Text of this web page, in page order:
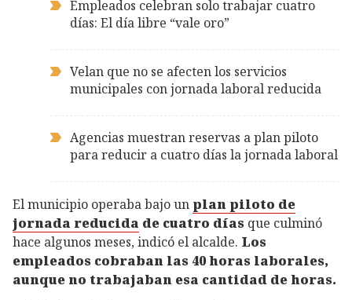
Empleados celebran solo trabajar cuatro
días: El día libre “vale oro”
Velan que no se afecten los servicios
municipales con jornada laboral reducida
Agencias muestran reservas a plan piloto
para reducir a cuatro días la jornada laboral
El municipio operaba bajo un plan piloto de
jornada reducida de cuatro días que culminó
hace algunos meses, indicó el alcalde. Los
empleados cobraban las 40 horas laborales,
aunque no trabajaban esa cantidad de horas.